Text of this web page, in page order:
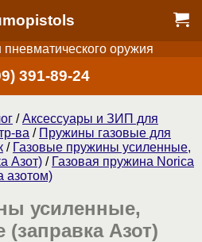
пневматического оружия
391-89-24
/Аксессуары и ЗИП для
ва / Пружины газовые для
/ Газовые пружины усиленные,
Азот) / Газовая пружина Norica
азотом)
усиленные,
Азот)